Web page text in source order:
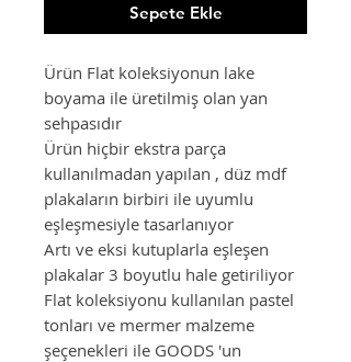
Sepete Ekle
Ürün Flat koleksiyonun lake
boyama ile üretilmiş olan yan
sehpasıdır
Ürün hiçbir ekstra parça
kullanılmadan yapılan , düz mdf
plakaların birbiri ile uyumlu
eşleşmesiyle tasarlanıyor
Artı ve eksi kutuplarla eşleşen
plakalar 3 boyutlu hale getiriliyor
Flat koleksiyonu kullanılan pastel
tonları ve mermer malzeme
şeçenekleri ile GOODS 'un